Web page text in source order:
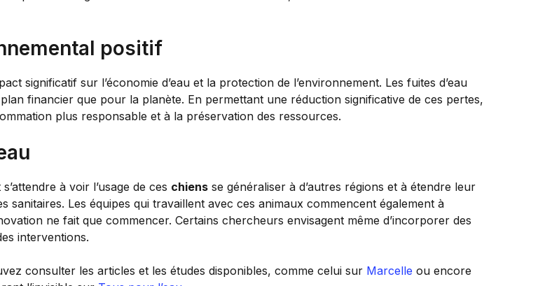
positif
significatif sur l’économie d’eau et la protection de l’environnement. Les fuites d’eau
financier que pour la planète. En permettant une réduction significative de ces pertes,
plus responsable et à la préservation des ressources.
à voir l’usage de ces chiens se généraliser à d’autres régions et à étendre leur
sanitaires. Les équipes qui travaillent avec ces animaux commencent également à
ne fait que commencer. Certains chercheurs envisagent même d’incorporer des
interventions.
consulter les articles et les études disponibles, comme celui sur Marcelle ou encore